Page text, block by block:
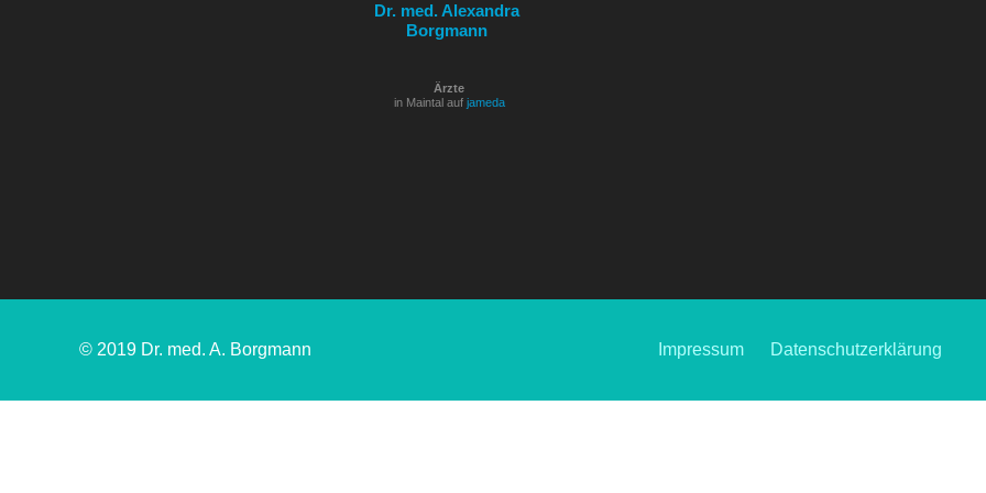
Dr. med. Alexandra
Borgmann
Ärzte
in Maintal auf jameda
© 2019 Dr. med. A. Borgmann Impressum Datenschutzerklärung